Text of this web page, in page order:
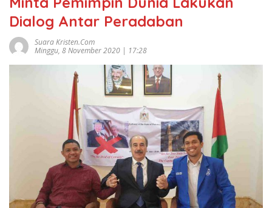
Dialog Antar Peradaban
Suara Kristen.com
Minggu, 8 November 2020 | 17:28